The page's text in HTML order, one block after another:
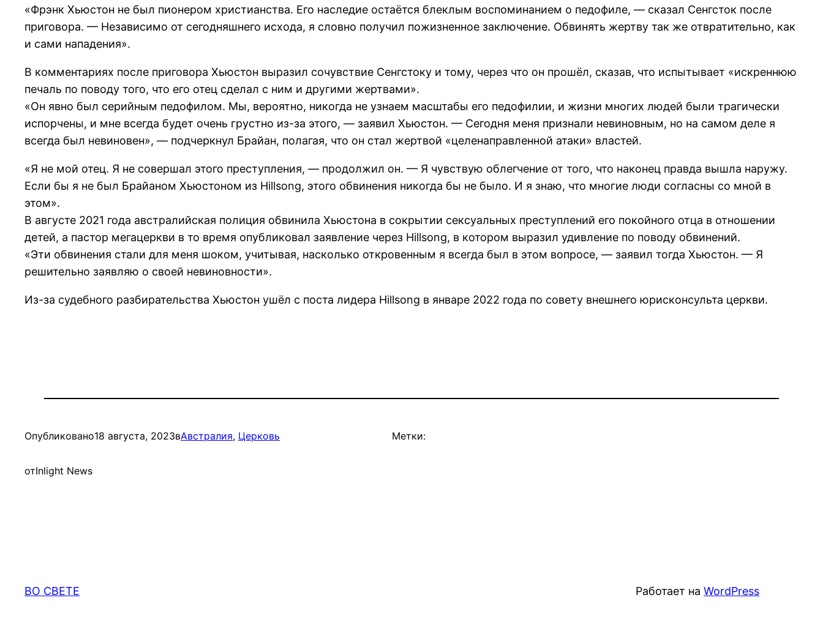
«Фрэнк Хьюстон не был пионером христианства. Его наследие остаётся блеклым воспоминанием о педофиле, — сказал Сенгсток после
приговора. — Независимо от сегодняшнего исхода, я словно получил пожизненное заключение. Обвинять жертву так же отвратительно, как
и сами нападения».
В комментариях после приговора Хьюстон выразил сочувствие Сенгстоку и тому, через что он прошёл, сказав, что испытывает «искреннюю
печаль по поводу того, что его отец сделал с ним и другими жертвами».
«Он явно был серийным педофилом. Мы, вероятно, никогда не узнаем масштабы его педофилии, и жизни многих людей были трагически
испорчены, и мне всегда будет очень грустно из-за этого, — заявил Хьюстон. — Сегодня меня признали невиновным, но на самом деле я
всегда был невиновен», — подчеркнул Брайан, полагая, что он стал жертвой «целенаправленной атаки» властей.
«Я не мой отец. Я не совершал этого преступления, — продолжил он. — Я чувствую облегчение от того, что наконец правда вышла наружу.
Если бы я не был Брайаном Хьюстоном из Hillsong, этого обвинения никогда бы не было. И я знаю, что многие люди согласны со мной в
этом».
В августе 2021 года австралийская полиция обвинила Хьюстона в сокрытии сексуальных преступлений его покойного отца в отношении
детей, а пастор мегацеркви в то время опубликовал заявление через Hillsong, в котором выразил удивление по поводу обвинений.
«Эти обвинения стали для меня шоком, учитывая, насколько откровенным я всегда был в этом вопросе, — заявил тогда Хьюстон. — Я
решительно заявляю о своей невиновности».
Из-за судебного разбирательства Хьюстон ушёл с поста лидера Hillsong в январе 2022 года по совету внешнего юрисконсульта церкви.
Опубликовано18 августа, 2023вАвстралия, Церковь
отInlight News
Метки:
ВО СВЕТЕ Работает на WordPress